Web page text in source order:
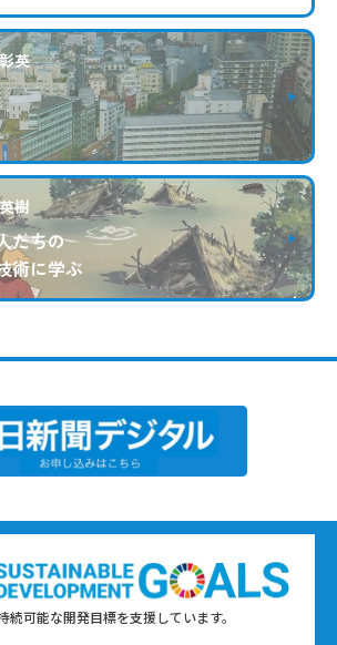
英
樹
たちの
術に学ぶ
続可能な開発目標を支援しています。